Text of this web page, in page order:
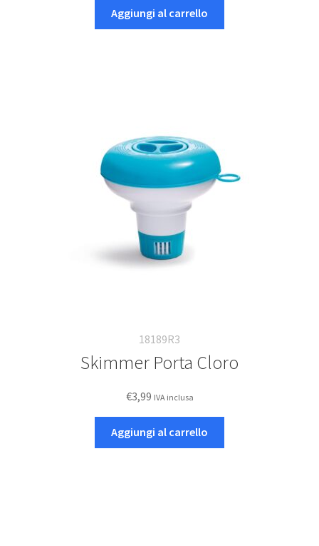
Aggiungi al carrello
18189R3
Skimmer Porta Cloro
€3,99 IVA inclusa
Aggiungi al carrello